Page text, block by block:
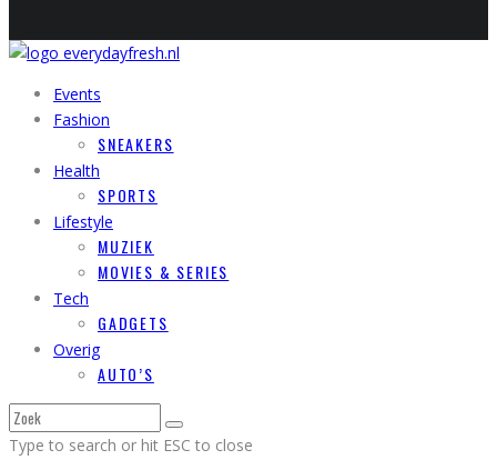
Events
Fashion
SNEAKERS
Health
SPORTS
Lifestyle
MUZIEK
MOVIES & SERIES
Tech
GADGETS
Overig
AUTO’S
Type to search or hit ESC to close